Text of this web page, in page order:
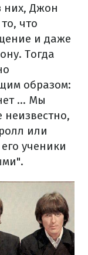
них, Джон
что
и даже
Тогда
образом:
... Мы
неизвестно,
или
ученики